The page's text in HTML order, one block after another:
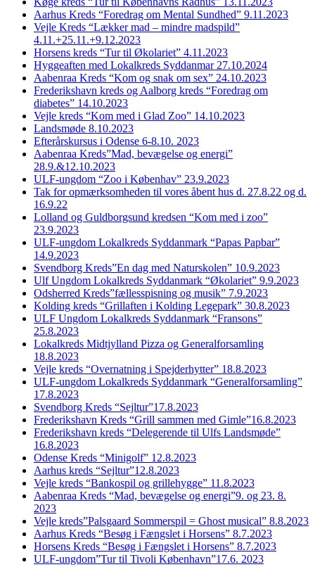
Aarhus Kreds “Foredrag om Mental Sundhed” 9.11.2023
Vejle Kreds “Lækker mad – mindre madspild”
4.11.+25.11.+9.12.2023
Horsens kreds “Tur til Økolariet” 4.11.2023
Hyggeaften med Lokalkreds Syddanmar 27.10.2024
Aabenraa Kreds “Kom og snak om sex” 24.10.2023
Frederikshavn kreds og Aalborg kreds “Foredrag om
diabetes” 14.10.2023
Vejle kreds “Kom med i Glad Zoo” 14.10.2023
Landsmøde 8.10.2023
Efterårskursus i Odense 6-8.10. 2023
Aabenraa Kreds”Mad, bevægelse og energi”
28.9.&12.10.2023
ULF-ungdom “Zoo i Københav” 23.9.2023
Tak for opmærksomheden til vores åbent hus d. 27.8.22 og d.
16.9.22
Lolland og Guldborgsund kredsen “Kom med i zoo”
23.9.2023
ULF-ungdom Lokalkreds Syddanmark “Papas Papbar”
14.9.2023
Svendborg Kreds”En dag med Naturskolen” 10.9.2023
Ulf Ungdom Lokalkreds Syddanmark “Økolariet” 9.9.2023
Odsherred Kreds”fællesspisning og musik” 7.9.2023
Kolding kreds “Grillaften i Kolding Legepark” 30.8.2023
ULF Ungdom Lokalkreds Syddanmark “Fransons”
25.8.2023
Lokalkreds Midtjylland Pizza og Generalforsamling
18.8.2023
Vejle kreds “Overnatning i Spejderhytter” 18.8.2023
ULF-ungdom Lokalkreds Syddanmark “Generalforsamling”
17.8.2023
Svendborg Kreds “Sejltur”17.8.2023
Frederikshavn Kreds “Grill sammen med Gimle”16.8.2023
Frederikshavn kreds “Delegerende til Ulfs Landsmøde”
16.8.2023
Odense Kreds “Minigolf” 12.8.2023
Aarhus kreds “Sejltur”12.8.2023
Vejle kreds “Bankospil og grillehygge” 11.8.2023
Aabenraa Kreds “Mad, bevægelse og energi”9. og 23. 8.
2023
Vejle kreds”Palsgaard Sommerspil = Ghost musical” 8.8.2023
Aarhus Kreds “Besøg i Fængslet i Horsens” 8.7.2023
Horsens Kreds “Besøg i Fængslet i Horsens” 8.7.2023
ULF-ungdom”Tur til Tivoli København”17.6. 2023